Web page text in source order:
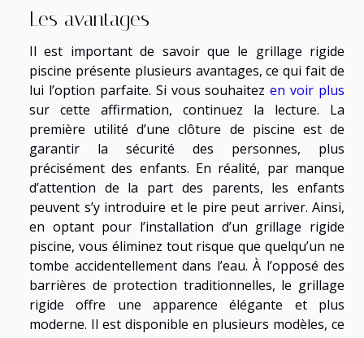
Les avantages
Il est important de savoir que le grillage rigide
piscine présente plusieurs avantages, ce qui fait de
lui l’option parfaite. Si vous souhaitezen voir plus
sur cette affirmation, continuez la lecture. La
première utilité d’une clôture de piscine est de
garantir la sécurité des personnes, plus
précisément des enfants. En réalité, par manque
d’attention de la part des parents, les enfants
peuvent s’y introduire et le pire peut arriver. Ainsi,
en optant pour l’installation d’un grillage rigide
piscine, vous éliminez tout risque que quelqu’un ne
tombe accidentellement dans l’eau. À l’opposé des
barrières de protection traditionnelles, le grillage
rigide offre une apparence élégante et plus
moderne. Il est disponible en plusieurs modèles, ce